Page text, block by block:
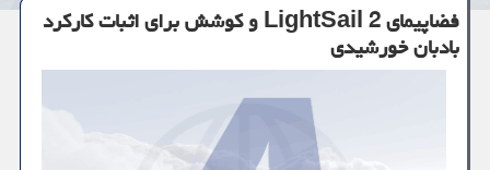
فضاپیمای LightSail 2 و كوشش برای اثبات كاركرد
بادبان خورشیدی